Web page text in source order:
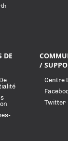
DE
/
Centre
Twitter